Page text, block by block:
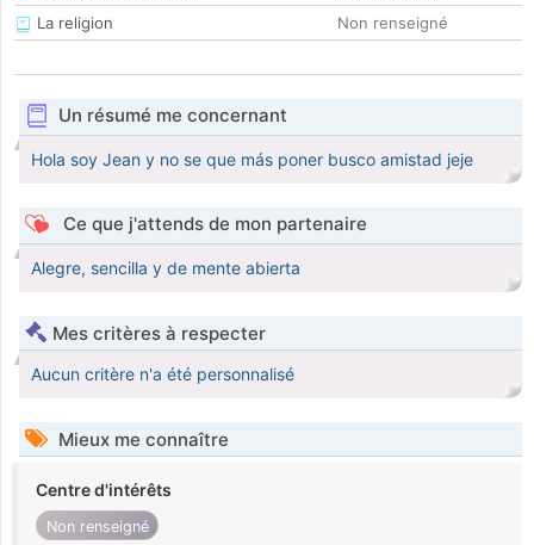
La religion
Non renseigné
Un résumé me concernant
Hola soy Jean y no se que más poner busco amistad jeje
Ce que j'attends de mon partenaire
Alegre, sencilla y de mente abierta
Mes critères à respecter
Aucun critère n'a été personnalisé
Mieux me connaître
Centre d'intérêts
Non renseigné